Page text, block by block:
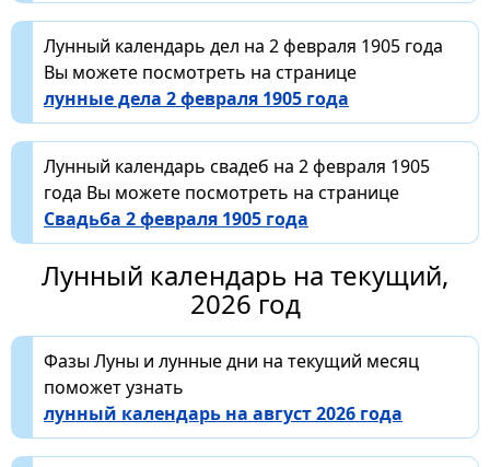
Лунный календарь дел на 2 февраля 1905 года
Вы можете посмотреть на странице
лунные дела 2 февраля 1905 года
Лунный календарь свадеб на 2 февраля 1905
года Вы можете посмотреть на странице
Свадьба 2 февраля 1905 года
Лунный календарь на текущий,
2026 год
Фазы Луны и лунные дни на текущий месяц
поможет узнать
лунный календарь на август 2026 года